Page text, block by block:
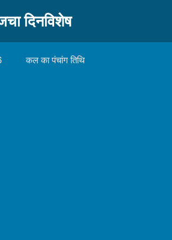
दिनविशेष
कल का पंचांग तिथि